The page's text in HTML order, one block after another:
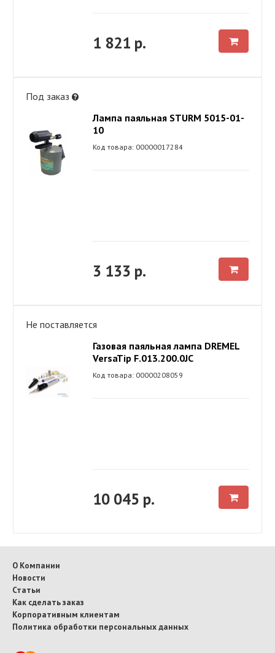
1 821 р.
Под заказ
Лампа паяльная STURM 5015-01-
10
Код товара: 00000017284
3 133 р.
Не поставляется
Газовая паяльная лампа DREMEL
VersaTip F.013.200.0JC
Код товара: 00000208059
10 045 р.
О Компании
Новости
Статьи
Как сделать заказ
Корпоративным клиентам
Политика обработки персональных данных